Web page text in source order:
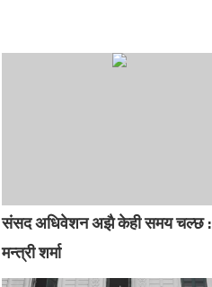
संसद अधिवेशन अझै केही समय चल्छ :
मन्त्री शर्मा